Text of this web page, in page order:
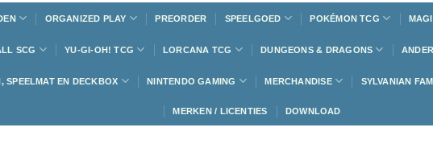
ORGANIZED PLAY PREORDER SPEELGOED POKÉMON TCG
SCG YU-GI-OH! TCG LORCANA TCG DUNGEONS & DRAGONS
SPEELMAT EN DECKBOX NINTENDO GAMING MERCHANDISE SYLVANIAN
MERKEN / LICENTIES DOWNLOAD